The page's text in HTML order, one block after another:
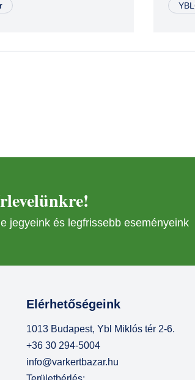
jegyeink és legfrissebb eseményeink
Elérhetőségeink
1013 Budapest, Ybl Miklós tér 2-6.
+36 30 294-5004
info@varkertbazar.hu